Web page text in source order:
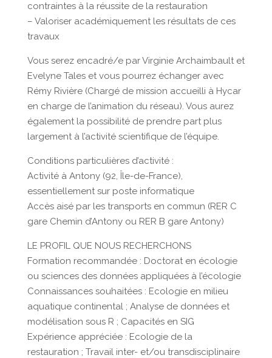
contraintes à la réussite de la restauration
– Valoriser académiquement les résultats de ces
travaux
Vous serez encadré/e par Virginie Archaimbault et
Evelyne Tales et vous pourrez échanger avec
Rémy Rivière (Chargé de mission accueilli à Hycar
en charge de l’animation du réseau). Vous aurez
également la possibilité de prendre part plus
largement à l’activité scientifique de l’équipe.
Conditions particulières d’activité :
Activité à Antony (92, Île-de-France),
essentiellement sur poste informatique
Accès aisé par les transports en commun (RER C
gare Chemin d’Antony ou RER B gare Antony)
LE PROFIL QUE NOUS RECHERCHONS
Formation recommandée : Doctorat en écologie
ou sciences des données appliquées à l’écologie
Connaissances souhaitées : Ecologie en milieu
aquatique continental ; Analyse de données et
modélisation sous R ; Capacités en SIG
Expérience appréciée : Ecologie de la
restauration ; Travail inter- et/ou transdisciplinaire